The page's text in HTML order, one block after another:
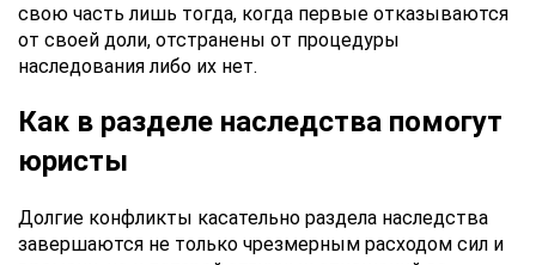
свою часть лишь тогда, когда первые отказываются
от своей доли, отстранены от процедуры
наследования либо их нет.
Как в разделе наследства помогут
юристы
Долгие конфликты касательно раздела наследства
завершаются не только чрезмерным расходом сил и